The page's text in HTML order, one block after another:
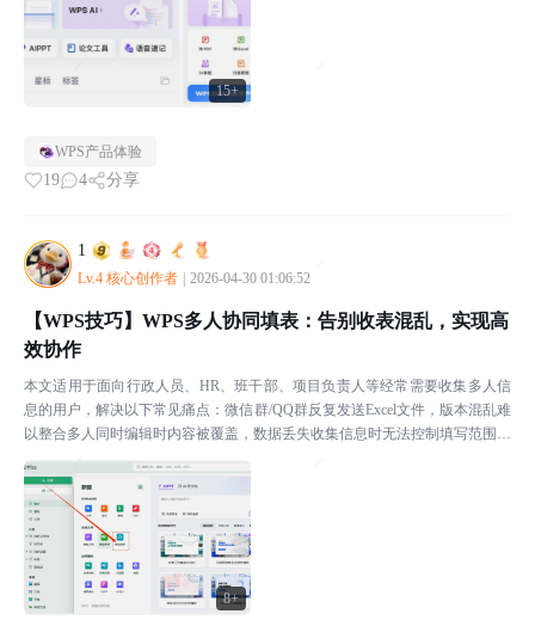
15+
WPS产品体验
19 4 分享
1
Lv.4 核心创作者 2026-04-30 01:06:52
8+
【WPS技巧】WPS多人协同填表：告别收表混乱，实现高
效协作
本文适用于面向行政人员、HR、班干部、项目负责人等经常需要收集多人信
息的用户，解决以下常见痛点：微信群/QQ群反复发送Excel文件，版本混乱难
以整合多人同时编辑时内容被覆盖，数据丢失收集信息时无法控制填写范围，
无关内容被误改统计遗漏，反复催促未提交人员耗...